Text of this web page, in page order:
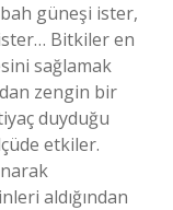
güneşi ister,
Bitkiler en
sağlamak
zengin bir
duyduğu
etkiler.
aldığından